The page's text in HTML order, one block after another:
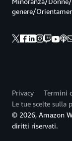
genere/
Privacy
Termini
Le tue scelte sulla
© 2026, Amazon
diritti riservati.